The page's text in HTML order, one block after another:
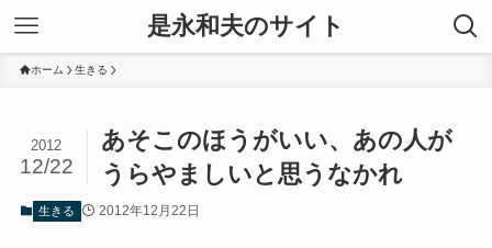
是永和夫のサイト
ホーム 生きる
あそこのほうがいい、あの人が
うらやましいと思うなかれ
2012
12/22
生きる 2012年12月22日